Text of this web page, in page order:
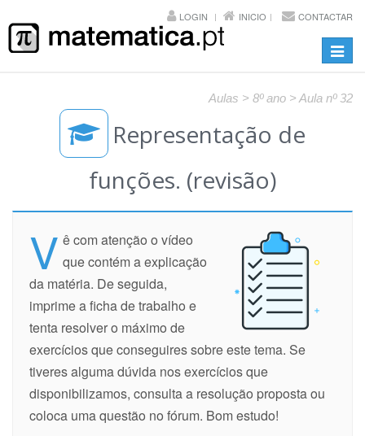
LOGIN INICIO CONTACTAR
Aulas > 8º ano > Aula nº 32
Representação de
funções. (revisão)
V ê com atenção o vídeo
que contém a explicação
da matéria. De seguida,
imprime a ficha de trabalho e
tenta resolver o máximo de
exercícios que conseguires sobre este tema. Se
tiveres alguma dúvida nos exercícios que
disponibilizamos, consulta a resolução proposta ou
coloca uma questão no fórum. Bom estudo!